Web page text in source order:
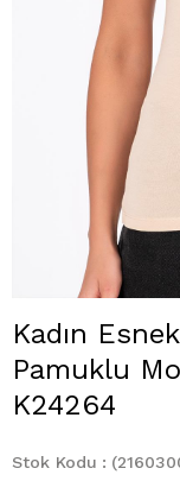
Kadın
Pamuklu
K24264
Stok Kodu